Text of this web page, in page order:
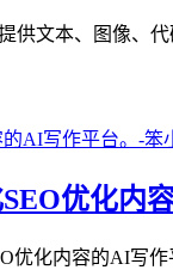
供文本、图像、
优化内
优化内容的AI写